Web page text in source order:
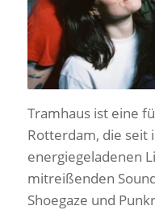
Tramhaus ist eine
Rotterdam, die seit
energiegeladenen
mitreißenden
Shoegaze und